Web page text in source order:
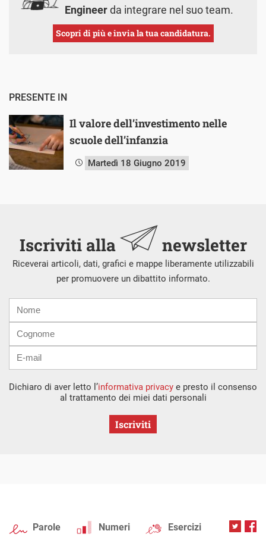
Engineerda integrare nel suo team.
Scopri di più e invia la tua candidatura.
PRESENTE IN
Il valore dell’investimento nelle
scuole dell’infanzia
Martedì 18 Giugno 2019
Iscriviti alla newsletter
Riceverai articoli, dati, grafici e mappe liberamente utilizzabili
per promuovere un dibattito informato.
mail
Dichiaro di aver letto l’informativa privacy e presto il consenso
al trattamento dei miei dati personali
Iscriviti
Parole Numeri Esercizi